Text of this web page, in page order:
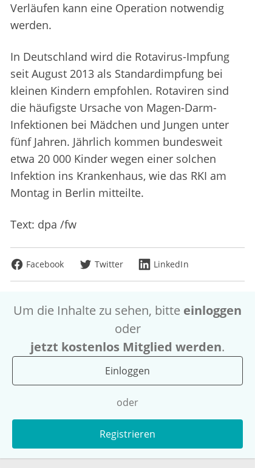
Verläufen kann eine Operation notwendig
werden.
In Deutschland wird die Rotavirus-Impfung
seit August 2013 als Standardimpfung bei
kleinen Kindern empfohlen. Rotaviren sind
die häufigste Ursache von Magen-Darm-
Infektionen bei Mädchen und Jungen unter
fünf Jahren. Jährlich kommen bundesweit
etwa 20 000 Kinder wegen einer solchen
Infektion ins Krankenhaus, wie das RKI am
Montag in Berlin mitteilte.
Text: dpa /fw
Facebook Twitter LinkedIn
Um die Inhalte zu sehen, bitte einloggen
oder
jetzt kostenlos Mitglied werden.
Einloggen
oder
Registrieren